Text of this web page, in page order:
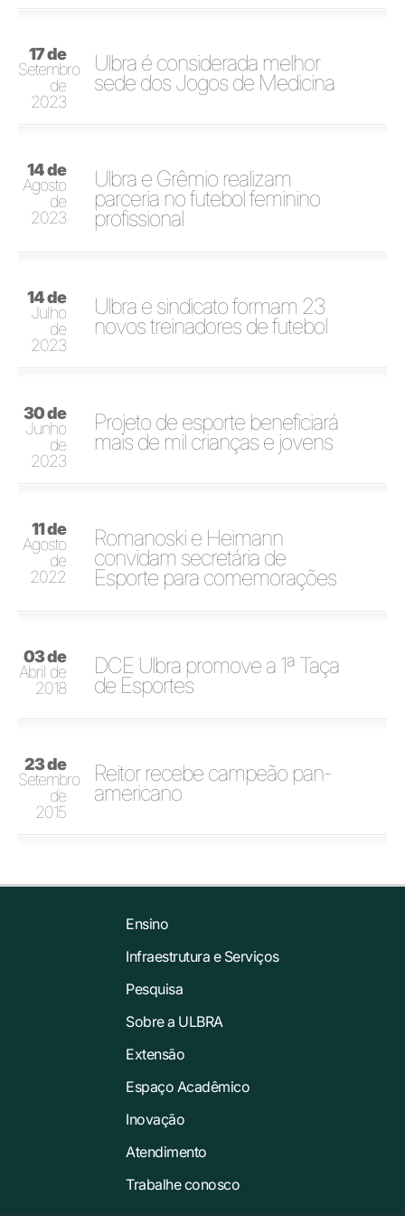
17 de
Setembro
de
2023
Ulbra é considerada melhor
sede dos Jogos de Medicina
14 de
Agosto
de
2023
Ulbra e Grêmio realizam
parceria no futebol feminino
profissional
14 de
Julho
de
2023
Ulbra e sindicato formam 23
novos treinadores de futebol
30 de
Junho
de
2023
Projeto de esporte beneficiará
mais de mil crianças e jovens
11 de
Agosto
de
2022
Romanoski e Heimann
convidam secretária de
Esporte para comemorações
03 de
Abril de
2018
DCE Ulbra promove a 1ª Taça
de Esportes
23 de
Setembro
de
2015
Reitor recebe campeão pan-
americano
Ensino
Infraestrutura e Serviços
Pesquisa
Sobre a ULBRA
Extensão
Espaço Acadêmico
Inovação
Atendimento
Trabalhe conosco